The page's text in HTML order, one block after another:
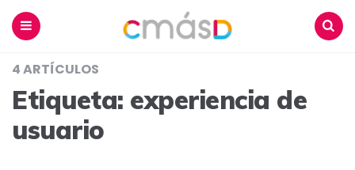
4 ARTÍCULOS
Etiqueta: experiencia de
usuario